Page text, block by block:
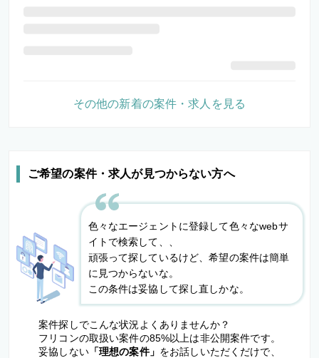
ご希望の案件・求人が見つからない方へ
色々なエージェントに登録して色々なwebサ
イトで検索して、、
頑張って探しているけど、希望の案件は簡単
に見つからないな。
この条件は妥協して探し直しかな。
案件探しでこんな状況よくありませんか？
フリコンの取扱い案件の85%以上は非公開案件です。
妥協しない「理想の案件」 をお話しいただくだけで、
その他の新着の案件・求人を見る